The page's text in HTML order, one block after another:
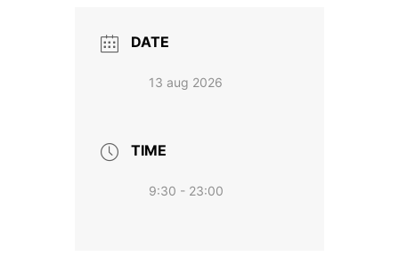
DATE
13 aug 2026
TIME
9:30 - 23:00